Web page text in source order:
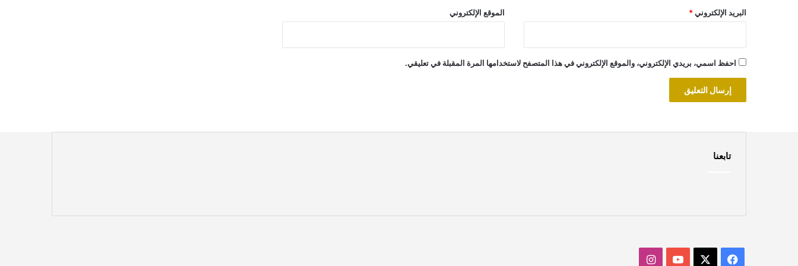
البريد الإلكتروني* الموقع الإلكتروني
احفظ اسمي، بريدي الإلكتروني، والموقع الإلكتروني في هذا المتصفح لاستخدامها المرة المقبلة في تعليقي.
تابعنا
فيسبوك ‫YouTubeانستقرام